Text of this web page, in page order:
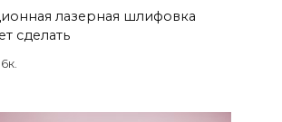
лазерная шлифовка
сделать